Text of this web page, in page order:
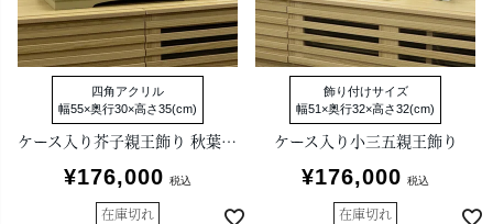
四角アクリル
幅55×奥行30×高さ35(cm)
ケース入り芥子親王飾り 秋葉聡作 かぐや
¥176,000 税込
在庫切れ
飾り付けサイズ
幅51×奥行32×高さ32(cm)
ケース入り小三五親王飾り
¥176,000 税込
在庫切れ